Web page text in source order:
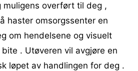
overført til deg ,
haster omsorgssenter en
om hendelsene og visuelt
. Utøveren vil avgjøre en
løpet av handlingen for deg .